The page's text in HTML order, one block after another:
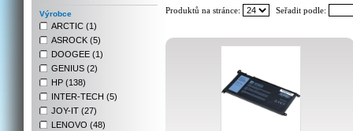
Výrobce
ARCTIC (1)
ASROCK (5)
DOOGEE (1)
GENIUS (2)
HP (138)
INTER-TECH (5)
JOY-IT (27)
LENOVO (48)
Produktů na stránce: Seřadit podle: